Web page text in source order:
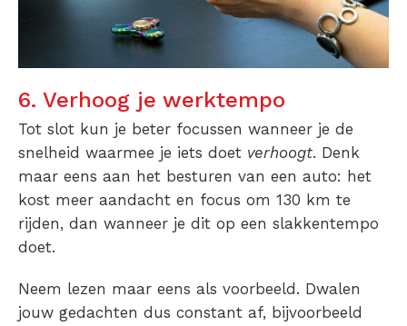
6. Verhoog je werktempo
Tot slot kun je beter focussen wanneer je de
snelheid waarmee je iets doet verhoogt. Denk
maar eens aan het besturen van een auto: het
kost meer aandacht en focus om 130 km te
rijden, dan wanneer je dit op een slakkentempo
doet.
Neem lezen maar eens als voorbeeld. Dwalen
jouw gedachten dus constant af, bijvoorbeeld